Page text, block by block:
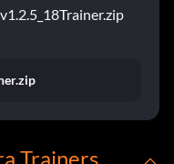
Trainers